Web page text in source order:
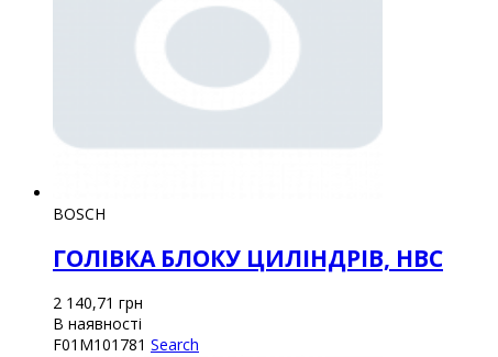
BOSCH
ГОЛІВКА БЛОКУ ЦИЛІНДРІВ, НВС
2 140,71 грн
В наявності
F01M101781 Search